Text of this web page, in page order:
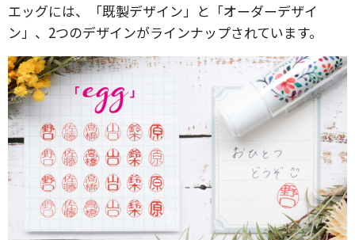
エッグには、「既製デザイン」と「オーダーデザイ
ン」、2つのデザインがラインナップされています。